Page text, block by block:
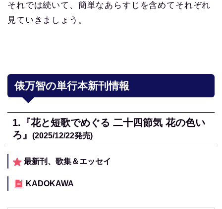
それでは続いて、簡単なあらすじを含めてそれぞれ
見ていきましょう。
俵万智の単行本新刊情報
1. 『花と短歌でめぐる 二十四節気 花の色い
ろ』
(2025/12/22発売)
最新刊、歌集＆エッセイ
KADOKAWA